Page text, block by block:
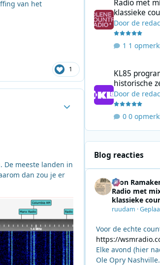
van het
1
Author stats
De meeste landen in
dan zou je er
Radio met
klassieke
Door de
1
KL85
historische
Door de
0
Blog reacties
Leon
Radio met
klassieke
ruudam ·
Voor de echte
https://
Elke avond (hier
Ole Opry Nashville.